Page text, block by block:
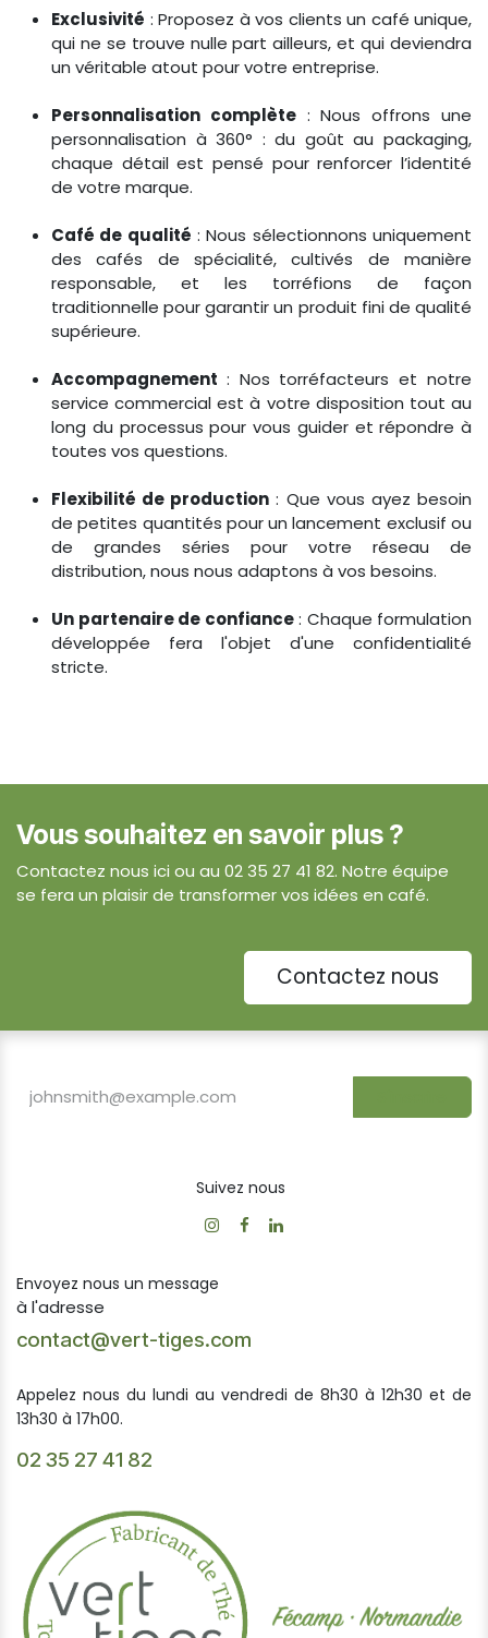
Exclusivité : Proposez à vos clients un café unique,
qui ne se trouve nulle part ailleurs, et qui deviendra
un véritable atout pour votre entreprise.
Personnalisation complète: Nous offrons une
personnalisation à 360° : du goût au packaging,
chaque détail est pensé pour renforcer l’identité
de votre marque.
Café de qualité : Nous sélectionnons uniquement
des cafés de spécialité, cultivés de manière
responsable, et les torréfions de façon
traditionnelle pour garantir un produit fini de qualité
supérieure.
Accompagnement : Nos torréfacteurs et notre
service commercial est à votre disposition tout au
long du processus pour vous guider et répondre à
toutes vos questions.
Flexibilité de production : Que vous ayez besoin
de petites quantités pour un lancement exclusif ou
de grandes séries pour votre réseau de
distribution, nous nous adaptons à vos besoins.
Un partenaire de confiance: Chaque formulation
développée fera l'objet d'une confidentialité
stricte.
Vous souhaitez en savoir plus ?
Contactez nous ici ou au 02 35 27 41 82. Notre équipe
se fera un plaisir de transformer vos idées en café.
Contactez nous
Suivez nous
Envoyez nous un message
à l'adresse
contact@vert-tiges.com
Appelez nous du lundi au vendredi de 8h30 à 12h30 et de
13h30 à 17h00.
02 35 27 41 82